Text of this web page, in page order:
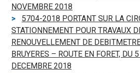
NOVEMBRE 2018
5704-2018 PORTANT SUR LA
STATIONNEMENT POUR TRAVAUX
RENOUVELLEMENT DE
BRUYERES – ROUTE EN FORET, DU
DECEMBRE 2018